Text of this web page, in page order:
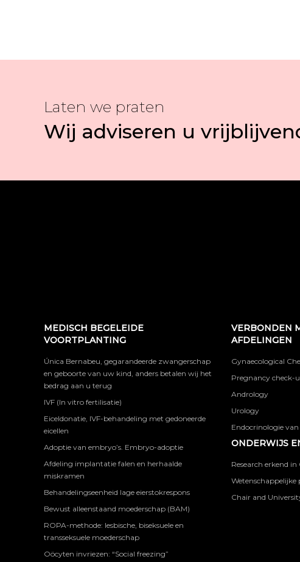
Laten we praten
Wij adviseren u
MEDISCH BEGELEIDE
VOORTPLANTING
Única Bernabeu, gegarandeerde zwangerschap
en geboorte van uw kind, anders betalen wij het
bedrag aan u terug
IVF (In vitro fertilisatie)
Eiceldonatie, IVF-behandeling met gedoneerde
eicellen
Adoptie van embryo’s. Embryo-adoptie
Afdeling implantatie falen en herhaalde
miskramen
Behandelingseenheid lage eierstokrespons
Bewust alleenstaand moederschap (BAM)
ROPA-methode: lesbische, biseksuele en
transseksuele moederschap
Oöcyten invriezen: “Social freezing”
VERBONDEN
AFDELINGEN
Gynaecological
Pregnancy check-
Andrology
Urology
Endocrinologie
ONDERWIJS
Research erkend in
Wetenschappelijke
Chair and